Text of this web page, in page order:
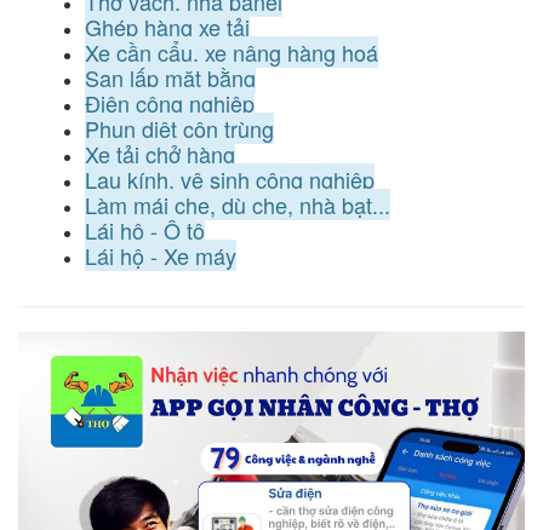
Ghép hàng xe tải
Xe cần cẩu, xe nâng hàng hoá
San lấp mặt bằng
Điện công nghiệp
Phun diệt côn trùng
Xe tải chở hàng
Lau kính, vệ sinh công nghiệp
Làm mái che, dù che, nhà bạt...
Lái hộ - Ô tô
Lái hộ - Xe máy